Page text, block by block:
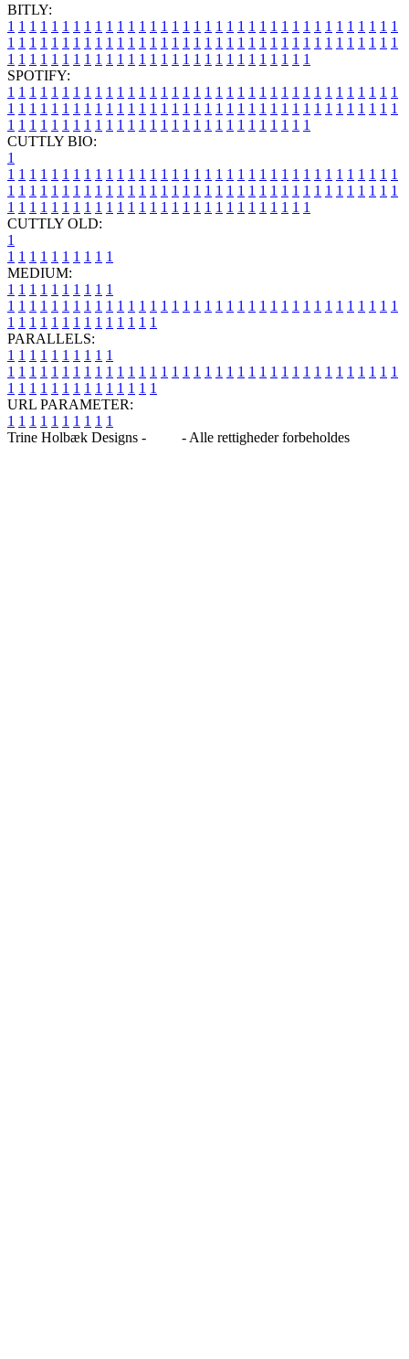
BITLY:
1 1 1 1 1 1 1 1 1 1 1 1 1 1 1 1 1 1 1 1 1 1 1 1 1 1 1 1 1 1 1 1 1 1 1 1
1 1 1 1 1 1 1 1 1 1 1 1 1 1 1 1 1 1 1 1 1 1 1 1 1 1 1 1 1 1 1 1 1 1 1 1
1 1 1 1 1 1 1 1 1 1 1 1 1 1 1 1 1 1 1 1 1 1 1 1 1 1 1 1
SPOTIFY:
1 1 1 1 1 1 1 1 1 1 1 1 1 1 1 1 1 1 1 1 1 1 1 1 1 1 1 1 1 1 1 1 1 1 1 1
1 1 1 1 1 1 1 1 1 1 1 1 1 1 1 1 1 1 1 1 1 1 1 1 1 1 1 1 1 1 1 1 1 1 1 1
1 1 1 1 1 1 1 1 1 1 1 1 1 1 1 1 1 1 1 1 1 1 1 1 1 1 1 1
CUTTLY BIO:
1
1 1 1 1 1 1 1 1 1 1 1 1 1 1 1 1 1 1 1 1 1 1 1 1 1 1 1 1 1 1 1 1 1 1 1 1
1 1 1 1 1 1 1 1 1 1 1 1 1 1 1 1 1 1 1 1 1 1 1 1 1 1 1 1 1 1 1 1 1 1 1 1
1 1 1 1 1 1 1 1 1 1 1 1 1 1 1 1 1 1 1 1 1 1 1 1 1 1 1 1
CUTTLY OLD:
1
1 1 1 1 1 1 1 1 1 1
MEDIUM:
1 1 1 1 1 1 1 1 1 1
1 1 1 1 1 1 1 1 1 1 1 1 1 1 1 1 1 1 1 1 1 1 1 1 1 1 1 1 1 1 1 1 1 1 1 1
1 1 1 1 1 1 1 1 1 1 1 1 1 1
PARALLELS:
1 1 1 1 1 1 1 1 1 1
1 1 1 1 1 1 1 1 1 1 1 1 1 1 1 1 1 1 1 1 1 1 1 1 1 1 1 1 1 1 1 1 1 1 1 1
1 1 1 1 1 1 1 1 1 1 1 1 1 1
URL PARAMETER:
1 1 1 1 1 1 1 1 1 1
Trine Holbæk Designs -
- Alle rettigheder forbeholdes